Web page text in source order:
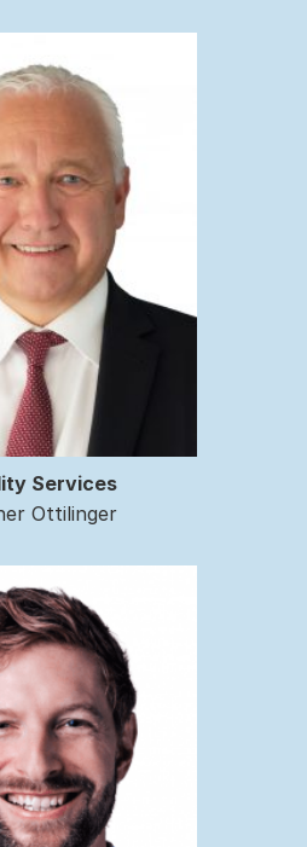
Services
Ottilinger